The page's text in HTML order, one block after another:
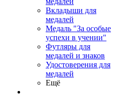
Вкладыши для
медалей
Медаль "За особые
успехи в учении"
Футляры для
медалей и знаков
Удостоверения для
медалей
Ещё